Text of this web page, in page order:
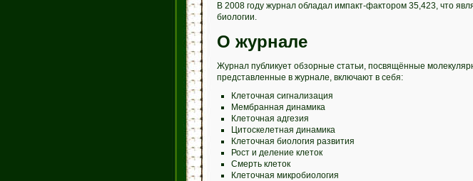
В 2008 году журнал обладал импакт-фактором 35,423, что
биологии.
О журнале
Журнал публикует обзорные статьи, посвящённые
представленные в журнале, включают в себя:
Клеточная сигнализация
Мембранная динамика
Клеточная адгезия
Цитоскелетная динамика
Клеточная биология развития
Рост и деление клеток
Смерть клеток
Клеточная микробиология